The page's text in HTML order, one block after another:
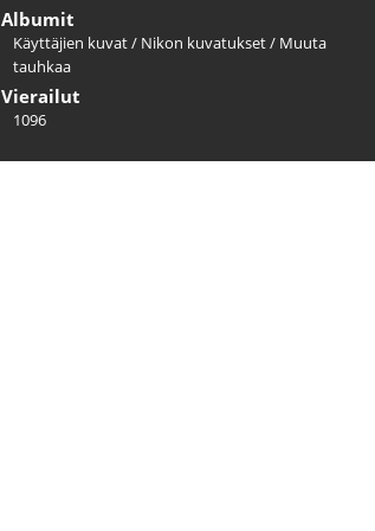
Albumit
Käyttäjien kuvat/ Nikon kuvatukset/ Muuta
tauhkaa
Vierailut
1096